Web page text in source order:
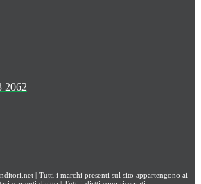
2062
| Tutti i marchi presenti sul sito appartengono ai